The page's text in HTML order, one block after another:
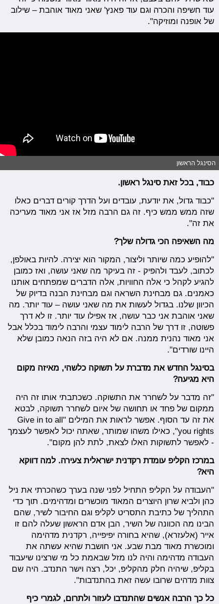
עוד חשיפה והכרה וגם עוד פאנץ' שאני מאוד אוהבת – שילוב
של אופנה ומוזיקה".
הסינגל הראשון
כבוד, בכל זאת סינגל ראשון.
"כבוד גדול, את יודעת, עובדים ועל הדרך קורים דברים כאלו
שזה ממש ממש כיף. זה גם הרבה מזל אז אני מאוד מעריכה
את זה".
מה השאיפה הכי גדולה שלך?
"להופיע כמה שיותר וליצור, המקור הוא יצירה. להיות באולפן,
לכתוב, לעבד ולהפיק - זה בעיקר מה שאני עושה, ואז כמובן
להגיע לקהל כי אלה החוויות, אלה הדברים שמפתחים אותנו
כאמנים. גם מבחינת השראה וגם מבחינת הבנה בדיוק של
הכיוון שלנו. בגדול לעשות את מה שאני עושה – עוד יותר. מה
שאני אוהבת אני כבר עושה, אז אפילו עוד יותר. זו לא דרך
פשוטה, זו דרך של הרבה לימוד עצמי והרבה לימוד בכלל אבל
אני מאוד נהנית ממנה. אם לא היה בזה הנאה כמובן שלא
היינו שורדים".
בסינגל החדש את מדברת על תשוקה כלשהי, מאיזה מקום
היא מגיעה?
"זה מדבר על לשחרר את התשוקה. כשכתבתי אותו זה היה
ממקום של פחד או תחושה של איום לשחרר תשוקה, לבטא
את זה עד הסוף. אפשר לראות את המילים "Give in to all
you rights", כאילו משהו שמותר, שאתה יכול לאפשר לעצמך
- לאפשר לתשוקות האלו לצאת, לתת להן מקום".
במרכז הקליפ עומדת רקדנית ישראלית צעירה. למה דווקא
היא?
"העבודה על הקליפ התחיל לפני שנה בערך כשהכרתי את ניל
כהן ולביא שרון היוצרים המאוד מוכשרים ומדהימים. תוך כדי
התהליך של כתיבת התסריט לקליפ וגם החיבור לשיר, שהם
הבינו מה הכוונה של השיר, הבן אדם הראשון שעלה להם זו
אייר (אלעזרא), שהיא בחורה יפיפייה, רקדנית מדהימה
ומוכשרת מאוד מבת שבע. אני חושבת שהיא עשתה את
העבודה מדהימה והיה לנו מזל שבאמת כל מי שרצינו שיעבוד
בקליפ, שיהיה חלק מהקליפ, יכל, רצה וישר התנדב. היה שם
צוות מדהים שרובו עשה זאת בהתנדבות".
כל כך הרבה אנשים שהתנדבו לעזור ולתרום, לגמרי כיף